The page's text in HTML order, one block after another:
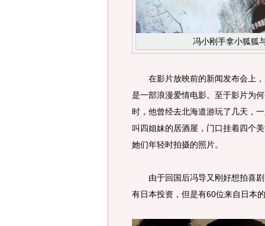
冯小刚手拿小狐狐
在影片放映前的新闻发布会上，
是一部浪漫爱情电影。至于影片为
时，他曾经去北海道游玩了几天，
叫四姐妹的居酒屋，门口挂着四个
她们年轻时拍摄的照片。
由于回国后冯导又刚好想拍喜剧
有日本投资，但是有60位来自日本